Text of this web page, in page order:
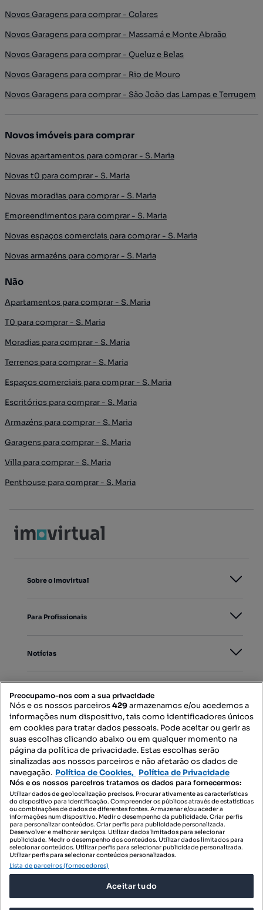
Novos Garagens para comprar - Colares
Novos Garagens para comprar - Massamá e Monte Abraão
Novos Garagens para comprar - Queluz e Belas
Novos Garagens para comprar - Rio de Mouro
Novos Garagens para comprar - São João das Lampas e Terrugem
Novos imóveis para comprar
Novas apartamentos para comprar - S. Maria
Novas t0 para comprar - S. Maria
Novas moradias para comprar - S. Maria
Empreendimentos para comprar - S. Maria
Novas espaços comerciais para comprar - S. Maria
Novas armazéns para comprar - S. Maria
Não
Apartamentos para comprar - S. Maria
T0 para comprar - S. Maria
Moradias para comprar - S. Maria
Terrenos para comprar - S. Maria
Espaços comerciais para comprar - S. Maria
Escritórios para comprar - S. Maria
Armazéns para comprar - S. Maria
Garagens para comprar - S. Maria
Villa para comprar - S. Maria
Penthouse para comprar - S. Maria
Sobre o Imovirtual
Para Profissionais
Notícias
Mapa do Site
Contacte-nos
SIGA-NOS:
DESCARREGAR NA:
Preocupamo-nos com a sua privacidade
Nós e os nossos parceiros429armazenamos e/ou acedemos a
informações num dispositivo, tais como identificadores únicos
em cookies para tratar dados pessoais. Pode aceitar ou gerir as
suas escolhas clicando abaixo ou em qualquer momento na
página da política de privacidade. Estas escolhas serão
sinalizadas aos nossos parceiros e não afetarão os dados de
navegação. Política de Cookies, Política de Privacidade
Nós e os nossos parceiros tratamos os dados para fornecermos:
Utilizar dados de geolocalização precisos. Procurar ativamente as características
do dispositivo para identificação. Compreender os públicos através de estatísticas
ou combinações de dados de diferentes fontes. Armazenar e/ou aceder a
informações num dispositivo. Medir o desempenho da publicidade. Criar perfis
para personalizar conteúdos. Criar perfis para publicidade personalizada.
Desenvolver e melhorar serviços. Utilizar dados limitados para selecionar
publicidade. Medir o desempenho dos conteúdos. Utilizar dados limitados para
selecionar conteúdos. Utilizar perfis para selecionar publicidade personalizada.
Utilizar perfis para selecionar conteúdos personalizados.
Lista de parceiros (fornecedores)
Aceitar tudo